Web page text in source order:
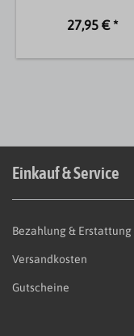
27,95 € *
Einkauf & Service
Bezahlung & Erstattung
Versandkosten
Gutscheine